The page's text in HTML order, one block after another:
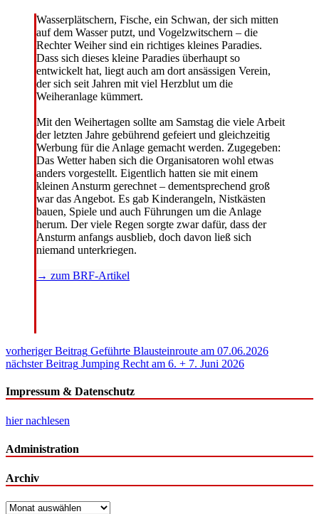
Wasserplätschern, Fische, ein Schwan, der sich mitten
auf dem Wasser putzt, und Vogelzwitschern – die
Rechter Weiher sind ein richtiges kleines Paradies.
Dass sich dieses kleine Paradies überhaupt so
entwickelt hat, liegt auch am dort ansässigen Verein,
der sich seit Jahren mit viel Herzblut um die
Weiheranlage kümmert.
Mit den Weihertagen sollte am Samstag die viele Arbeit
der letzten Jahre gebührend gefeiert und gleichzeitig
Werbung für die Anlage gemacht werden. Zugegeben:
Das Wetter haben sich die Organisatoren wohl etwas
anders vorgestellt. Eigentlich hatten sie mit einem
kleinen Ansturm gerechnet – dementsprechend groß
war das Angebot. Es gab Kinderangeln, Nistkästen
bauen, Spiele und auch Führungen um die Anlage
herum. Der viele Regen sorgte zwar dafür, dass der
Ansturm anfangs ausblieb, doch davon ließ sich
niemand unterkriegen.
→ zum BRF-Artikel
Beitragsnavigation
vorheriger Beitrag Geführte Blausteinroute am 07.06.2026
nächster Beitrag Jumping Recht am 6. + 7. Juni 2026
Impressum & Datenschutz
hier nachlesen
Administration
Archiv
Archiv